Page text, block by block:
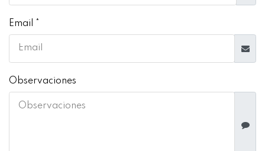
Email *
Observaciones